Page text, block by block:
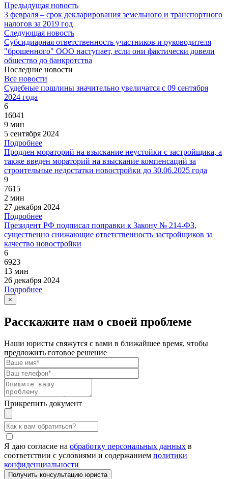
Предыдущая новость
3 февраля – срок декларирования земельного и транспортного
налогов за 2019 год
Следующая новость
Субсидиарная ответственность участников и руководителя
"брошенного" ООО наступает, если они фактически довели
общество до банкротства
Последние новости
Все новости
Судебные пошлины значительно увеличатся с 09 сентября
2024 года
6
16041
9 мин
5 сентября 2024
Подробнее
Продлен мораторий на взыскание неустойки с застройщика, а
также введен мораторий на взыскание компенсаций за
строительные недостатки новостройки до 30.06.2025 года
9
7615
2 мин
27 декабря 2024
Подробнее
Президент РФ подписал поправки к Закону № 214-ФЗ,
существенно снижающие ответственность застройщиков за
качество новостройки
6
6923
13 мин
26 декабря 2024
Подробнее
×
Расскажите нам о своей проблеме
Наши юристы свяжутся с вами в ближайшее время, чтобы
предложить готовое решение
Прикрепить документ
Я даю согласие на обработку персональных данных в
соответствии с условиями и содержанием политики
конфиденциальности